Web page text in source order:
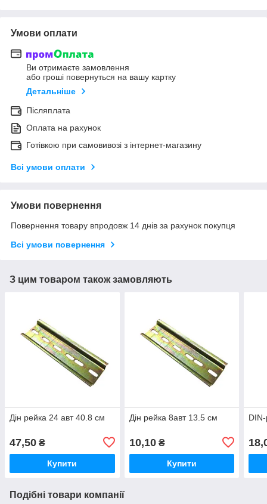
Умови оплати
Ви отримаєте замовлення
або гроші повернуться на вашу картку
Детальніше
Післяплата
Оплата на рахунок
Готівкою при самовивозі з інтернет-магазину
Всі умови оплати
Умови повернення
Повернення товару впродовж 14 днів за рахунок покупця
Всі умови повернення
З цим товаром також замовляють
Дін рейка 24 авт 40.8 см
47,50 ₴
Купити
Дін рейка 8авт 13.5 см
10,10₴
Купити
Подібні товари компанії